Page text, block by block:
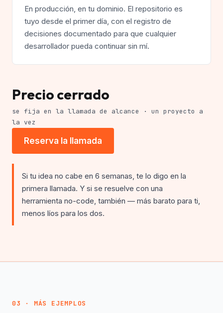
En producción, en tu dominio. El repositorio es
tuyo desde el primer día, con el registro de
decisiones documentado para que cualquier
desarrollador pueda continuar sin mí.
Precio cerrado
se fija en la llamada de alcance · un proyecto a
la vez
Reserva la llamada
Si tu idea no cabe en 6 semanas, te lo digo en la
primera llamada. Y si se resuelve con una
herramienta no-code, también — más barato para ti,
menos líos para los dos.
03 · MÁS EJEMPLOS